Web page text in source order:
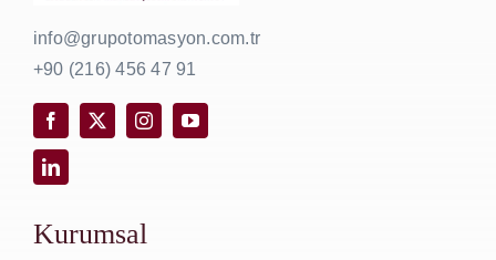
info@grupotomasyon.com.tr
+90 (216) 456 47 91
Kurumsal